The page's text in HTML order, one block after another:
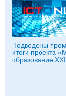
Подведены
итоги проекта
образование